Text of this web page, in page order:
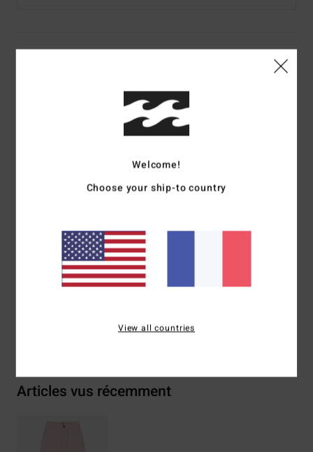
Code couleurrsr
denim mélange coton et élasthanne
coupe regular
Composition[Matière principale] 100% polyester
Traçabilité du produit (Loi Agec)
Livraison & Retours
Articles vus récemment
Welcome!
Choose your ship-to country
View all countries